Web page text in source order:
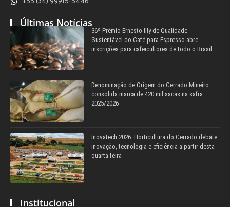
Últimas Notícias
36º Prêmio Ernesto Illy de Qualidade
Sustentável do Café para Espresso abre
inscrições para cafeicultores de todo o Brasil
Denominação de Origem do Cerrado Mineiro
consolida marca de 420 mil sacas na safra
2025/2026
Inovatech 2026: Horticultura do Cerrado debate
inovação, tecnologia e eficiência a partir desta
quarta-feira
Institucional